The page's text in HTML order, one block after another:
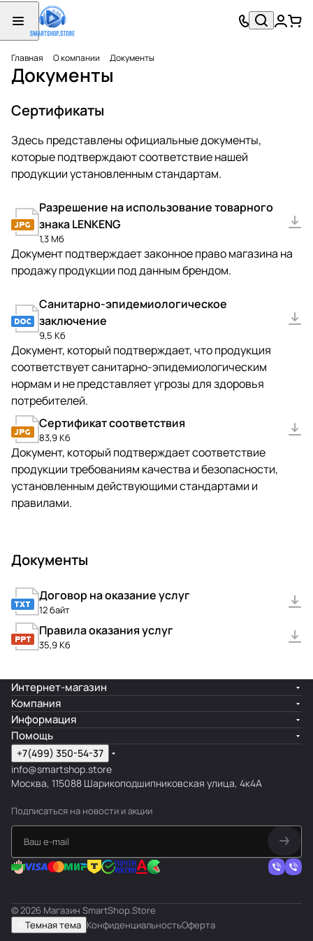
Главная О компании Документы
Документы
Сертификаты
Здесь представлены официальные документы,
которые подтверждают соответствие нашей
продукции установленным стандартам.
Разрешение на использование товарного
знака LENKENG
1,3 Мб
Документ подтверждает законное право магазина на
продажу продукции под данным брендом.
Санитарно-эпидемиологическое
заключение
9,5 Кб
Документ, который подтверждает, что продукция
соответствует санитарно-эпидемиологическим
нормам и не представляет угрозы для здоровья
потребителей.
Сертификат соответствия
83,9 Кб
Документ, который подтверждает соответствие
продукции требованиям качества и безопасности,
установленным действующими стандартами и
правилами.
Документы
Договор на оказание услуг
12 байт
Правила оказания услуг
35,9 Кб
Интернет-магазин
Компания
Информация
Помощь
+7(499) 350-54-37
info@smartshop.store
Москва, 115088 Шарикоподшипниковская улица, 4к4А
Подписаться на новости и акции
© 2026 Магазин SmartShop.Store
Темная тема КонфиденциальностьОферта